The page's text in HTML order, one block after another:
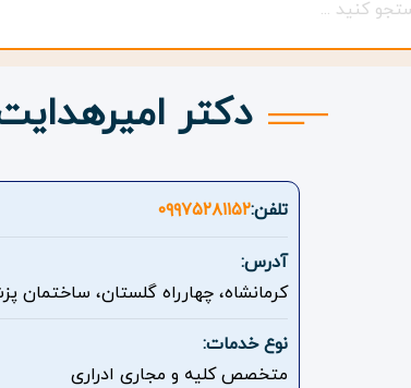
دکتر
تلفن:۰۹۹۷۵۲۸۱۱۵۲
آدرس:
کرمانشاه، چهارراه گلستان، ساختمان
نوع خدمات:
متخصص کلیه و مجاری ادراری